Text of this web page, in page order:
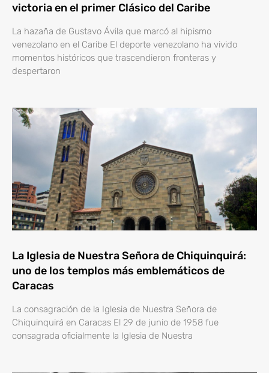
victoria en el primer Clásico del Caribe
La hazaña de Gustavo Ávila que marcó al hipismo
venezolano en el Caribe El deporte venezolano ha vivido
momentos históricos que trascendieron fronteras y
despertaron
La Iglesia de Nuestra Señora de Chiquinquirá:
uno de los templos más emblemáticos de
Caracas
La consagración de la Iglesia de Nuestra Señora de
Chiquinquirá en Caracas El 29 de junio de 1958 fue
consagrada oficialmente la Iglesia de Nuestra